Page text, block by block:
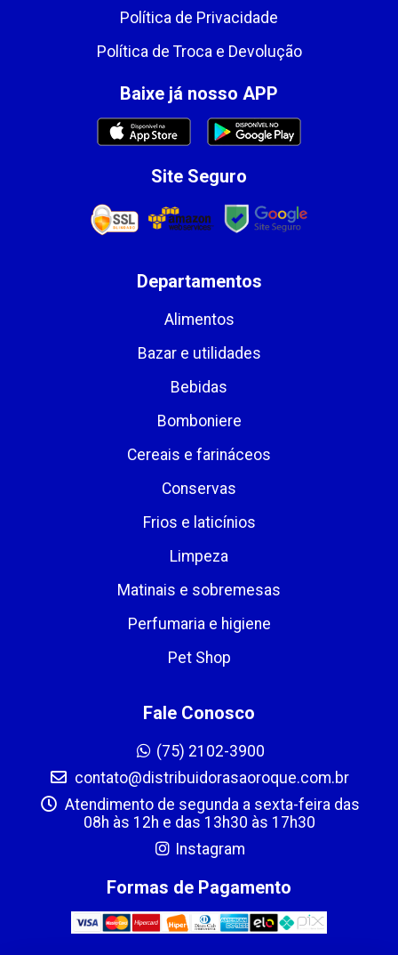
Política de Privacidade
Política de Troca e Devolução
Baixe já nosso APP
Site Seguro
Departamentos
Alimentos
Bazar e utilidades
Bebidas
Bomboniere
Cereais e farináceos
Conservas
Frios e laticínios
Limpeza
Matinais e sobremesas
Perfumaria e higiene
Pet Shop
Fale Conosco
(75) 2102-3900
contato@distribuidorasaoroque.com.br
Atendimento de segunda a sexta-feira das
08h às 12h e das 13h30 às 17h30
Instagram
Formas de Pagamento